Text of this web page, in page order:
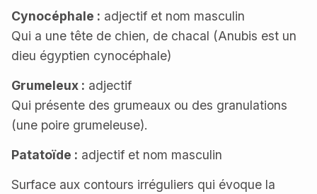
Cynocéphale : adjectif et nom masculin
Qui a une tête de chien, de chacal (Anubis est un
dieu égyptien cynocéphale)
Grumeleux : adjectif
Qui présente des grumeaux ou des granulations
(une poire grumeleuse).
Patatoïde : adjectif et nom masculin
Surface aux contours irréguliers qui évoque la